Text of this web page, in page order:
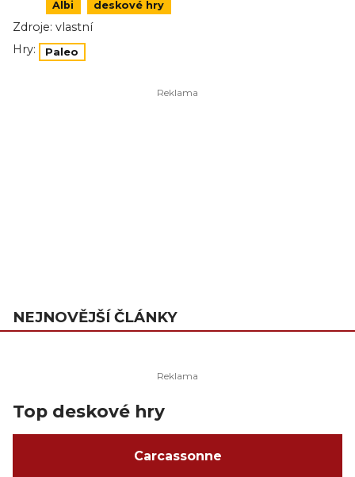
Albi deskové hry
Zdroje: vlastní
Hry:
Paleo
NEJNOVĚJŠÍ ČLÁNKY
Top deskové hry
Carcassonne